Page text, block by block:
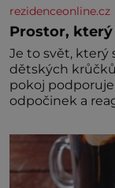
rezidenceonline.cz
Prostor,
Je to svět, který
dětských
pokoj
odpočinek a
jednoduchost,
miminka měl
Předškolní věk je